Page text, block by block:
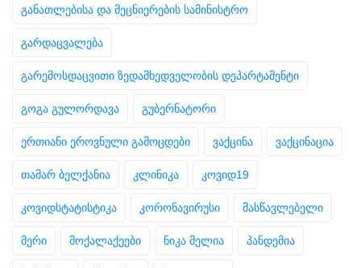
განათლებისა და მეცნიერების სამინისტრო
გარდაცვალება
გარემოსდაცვითი ზედამხედველობის დეპარტამენტი
გოგა გულორდავა გუბერნატორი
ერთიანი ეროვნული გამოცდები ვაქცინა ვაქცინაცია
თამარ ბელქანია კლინიკა კოვიდ19
კოვიდსტატისტიკა კორონავირუსი მასწავლებელი
მერი მოქალაქეები ნიკა მელია პანდემია